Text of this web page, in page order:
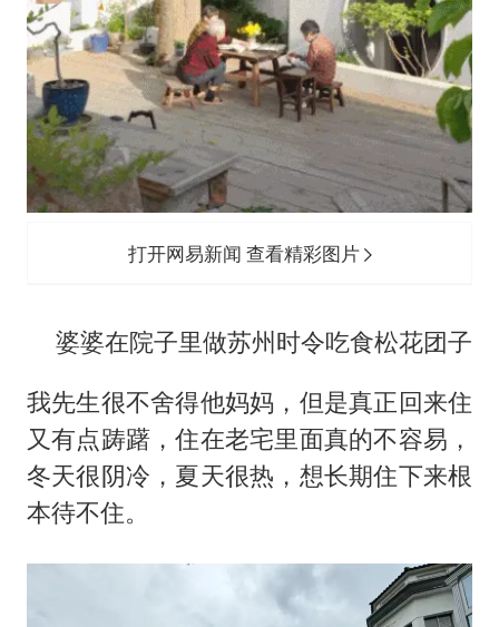
打开网易新闻 查看精彩图片
婆婆在院子里做苏州时令吃食松花团子
我先生很不舍得他妈妈，但是真正回来住
又有点踌躇，住在老宅里面真的不容易，
冬天很阴冷，夏天很热，想长期住下来根
本待不住。